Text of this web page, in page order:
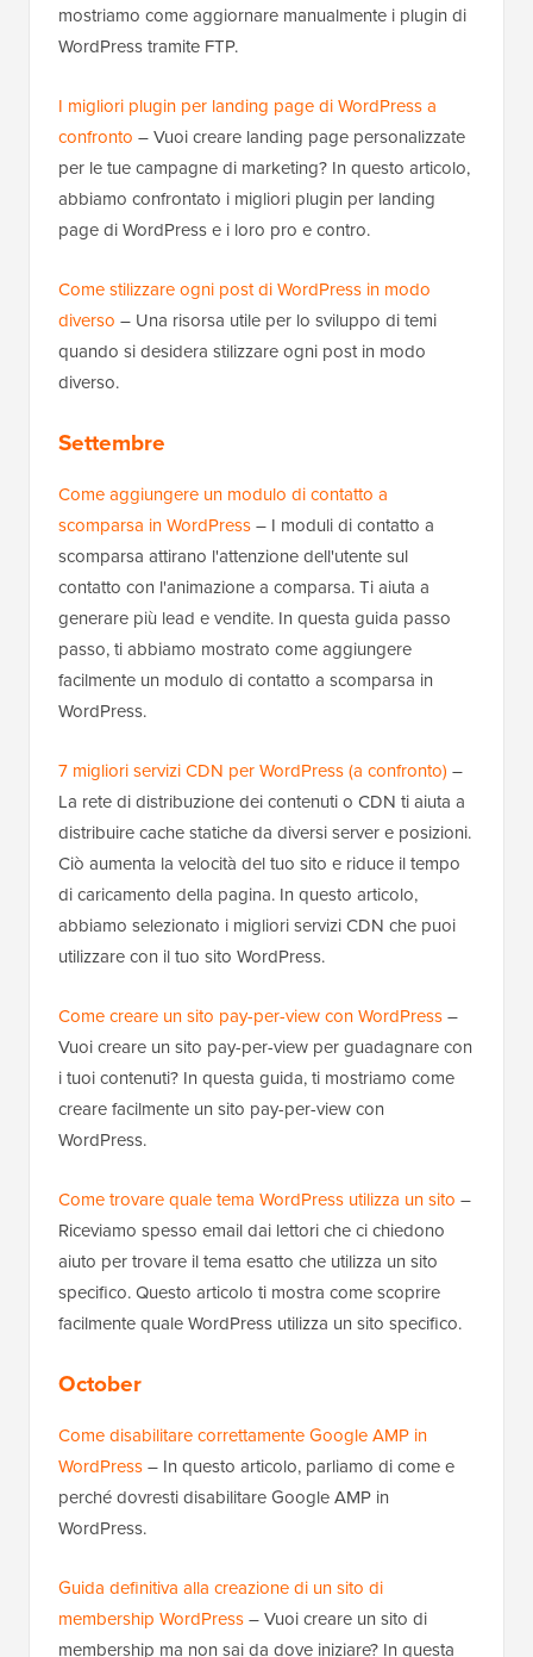
mostriamo come aggiornare manualmente i plugin di
WordPress tramite FTP.
I migliori plugin per landing page di WordPress a
confronto – Vuoi creare landing page personalizzate
per le tue campagne di marketing? In questo articolo,
abbiamo confrontato i migliori plugin per landing
page di WordPress e i loro pro e contro.
Come stilizzare ogni post di WordPress in modo
diverso – Una risorsa utile per lo sviluppo di temi
quando si desidera stilizzare ogni post in modo
diverso.
Settembre
Come aggiungere un modulo di contatto a
scomparsa in WordPress– I moduli di contatto a
scomparsa attirano l'attenzione dell'utente sul
contatto con l'animazione a comparsa. Ti aiuta a
generare più lead e vendite. In questa guida passo
passo, ti abbiamo mostrato come aggiungere
facilmente un modulo di contatto a scomparsa in
WordPress.
7 migliori servizi CDN per WordPress (a confronto) –
La rete di distribuzione dei contenuti o CDN ti aiuta a
distribuire cache statiche da diversi server e posizioni.
Ciò aumenta la velocità del tuo sito e riduce il tempo
di caricamento della pagina. In questo articolo,
abbiamo selezionato i migliori servizi CDN che puoi
utilizzare con il tuo sito WordPress.
Come creare un sito pay-per-view con WordPress–
Vuoi creare un sito pay-per-view per guadagnare con
i tuoi contenuti? In questa guida, ti mostriamo come
creare facilmente un sito pay-per-view con
WordPress.
Come trovare quale tema WordPress utilizza un sito –
Riceviamo spesso email dai lettori che ci chiedono
aiuto per trovare il tema esatto che utilizza un sito
specifico. Questo articolo ti mostra come scoprire
facilmente quale WordPress utilizza un sito specifico.
October
Come disabilitare correttamente Google AMP in
WordPress– In questo articolo, parliamo di come e
perché dovresti disabilitare Google AMP in
WordPress.
Guida definitiva alla creazione di un sito di
membership WordPress– Vuoi creare un sito di
membership ma non sai da dove iniziare? In questa